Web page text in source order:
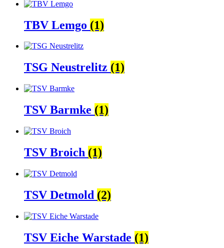
TBV Lemgo (1)
TSG Neustrelitz (1)
TSV Barmke (1)
TSV Broich (1)
TSV Detmold (2)
TSV Eiche Warstade (1)